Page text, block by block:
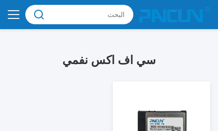
سي اف اكس نفمي